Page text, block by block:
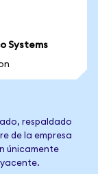
Systems
respaldado
de la empresa
únicamente